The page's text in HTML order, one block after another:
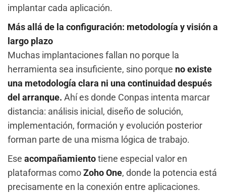
implantar cada aplicación.
Más allá de la configuración: metodología y visión a
largo plazo
Muchas implantaciones fallan no porque la
herramienta sea insuficiente, sino porque no existe
una metodología clara ni una continuidad después
del arranque. Ahí es donde Conpas intenta marcar
distancia: análisis inicial, diseño de solución,
implementación, formación y evolución posterior
forman parte de una misma lógica de trabajo.
Ese acompañamientotiene especial valor en
plataformas comoZoho One, donde la potencia está
precisamente en la conexión entre aplicaciones.